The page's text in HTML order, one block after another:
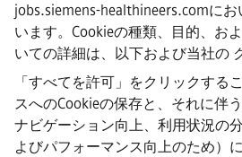
jobs.siemens-healthineers.comに
います。Cookieの種類、目的、お
いての詳細は、以下および当社の
「すべてを許可」をクリックする
スへのCookieの保存と、それに伴
ナビゲーション向上、利用状況の
よびパフォーマンス向上のため）
Siemens Healthineers AG © 2026
よくあ
·
企業情
·
プライ
·
クッキ